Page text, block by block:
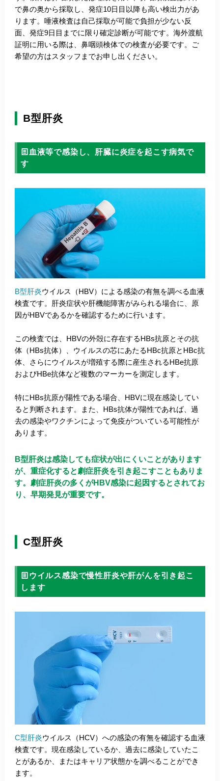
で鼻の奥から採取し、発症10日目以降も高い検出力があ
ります。唾液検査は自己採取が可能で負担が少ない反
面、発症9日目までに限り確定診断が可能です。海外渡航
証明に用いる際は、鼻咽頭検体での検査が必要です。ご
希望の方はスタッフまでお申し出ください。
B型肝炎
血液等で感染し、肝臓に炎症を起こす病気で
す
B型肝炎ウイルス（HBV）による感染の有無を調べる血液
検査です。肝炎症状や肝機能障害がみられる場合に、原
因がHBVであるかを確認するために行います。
この検査では、HBVの外殻に存在するHBs抗原とその抗
体（HBs抗体）、ウイルスの芯にあたるHBc抗原とHBc抗
体、さらにウイルスが増殖する際に産生されるHBe抗原
およびHBe抗体など複数のマーカーを測定します。
特にHBs抗原が陽性である場合、HBVに現在感染してい
ると判断されます。また、HBs抗体が陽性であれば、過
去の感染やワクチンによって免疫がついている可能性が
あります。
B型肝炎は感染しても症状が出にくいことがあります
が、重症化すると劇症肝炎を引き起こすこともありま
す。劇症肝炎の多くがHBV感染に起因するとされてお
り、早期発見が重要です。
C型肝炎
ウイルス感染で慢性肝炎や肝がんを引き起こ
します
C型肝炎ウイルス（HCV）への感染の有無を確認する血液
検査です。現在感染しているか、過去に感染していたこ
とがあるか、またはキャリア状態かを調べることができ
ます。